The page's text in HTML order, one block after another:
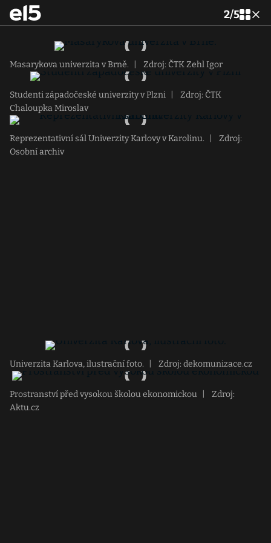
2/5
Masarykova univerzita v Brně. Zdroj: ČTK Zehl Igor
Studenti západočeské univerzity v Plzni
Zdroj: ČTK
Chaloupka Miroslav
Reprezentativní sál Univerzity Karlovy v Karolinu.
Zdroj:
Osobní archiv
Univerzita Karlova, ilustrační foto. Zdroj: dekomunizace.cz
Prostranství před vysokou školou ekonomickou
Zdroj:
Aktu.cz